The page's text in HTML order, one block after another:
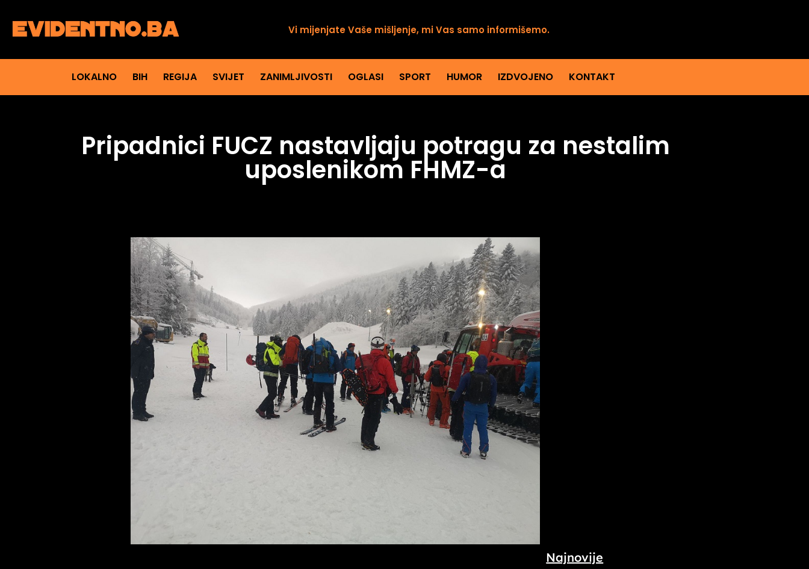
Vi mijenjate Vaše mišljenje, mi Vas samo informišemo.
LOKALNO BIH REGIJA SVIJET ZANIMLJIVOSTI OGLASI SPORT HUMOR IZDVOJENO KONTAKT
Pripadnici FUCZ nastavljaju potragu za nestalim
uposlenikom FHMZ-a
Najnovije